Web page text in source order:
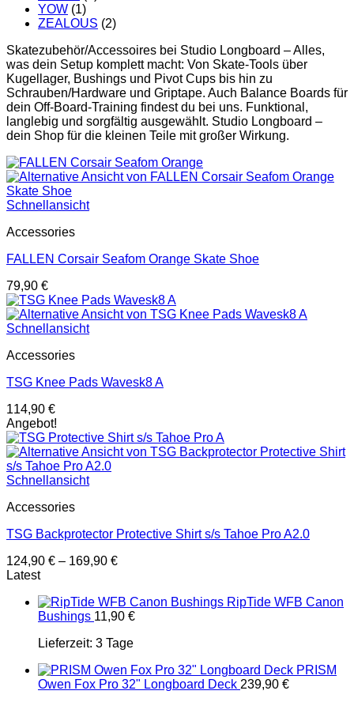
YOW (1)
ZEALOUS (2)
Skatezubehör/Accessoires bei Studio Longboard – Alles,
was dein Setup komplett macht: Von Skate-Tools über
Kugellager, Bushings und Pivot Cups bis hin zu
Schrauben/Hardware und Griptape. Auch Balance Boards für
dein Off-Board-Training findest du bei uns. Funktional,
langlebig und sorgfältig ausgewählt. Studio Longboard –
dein Shop für die kleinen Teile mit großer Wirkung.
Schnellansicht
Accessories
FALLEN Corsair Seafom Orange Skate Shoe
79,90 €
Schnellansicht
Accessories
TSG Knee Pads Wavesk8 A
114,90 €
Angebot!
Schnellansicht
Accessories
TSG Backprotector Protective Shirt s/s Tahoe Pro A2.0
124,90 € – 169,90 €
Latest
RipTide WFB Canon
Bushings 11,90 €
Lieferzeit: 3 Tage
PRISM
Owen Fox Pro 32" Longboard Deck 239,90 €